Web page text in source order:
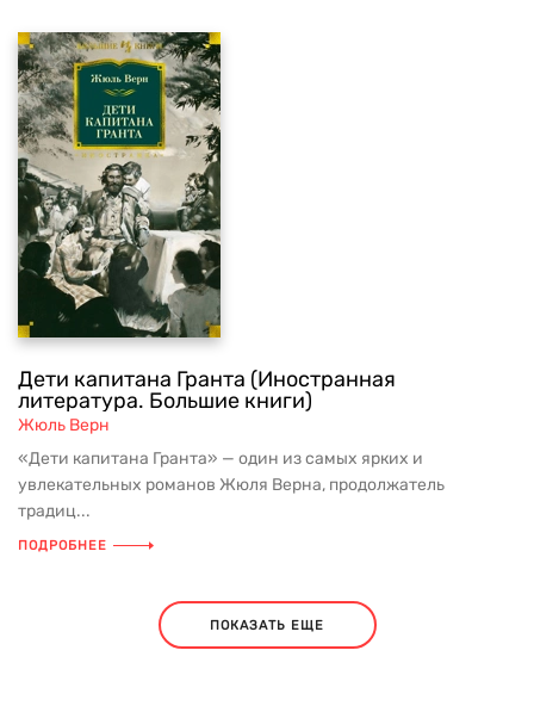
Дети капитана Гранта (Иностранная
литература. Большие книги)
Жюль Верн
«Дети капитана Гранта» — один из самых ярких и
увлекательных романов Жюля Верна, продолжатель
традиц...
ПОДРОБНЕЕ
ПОКАЗАТЬ ЕЩЕ